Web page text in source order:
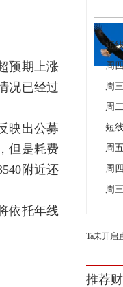
预期上涨
况已经过
映出公募
但是耗费
附近还
依托年线
短
周
周
周
短
周
周
周
Ta未开启
推荐